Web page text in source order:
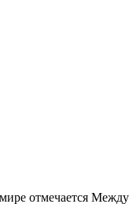
отмечается